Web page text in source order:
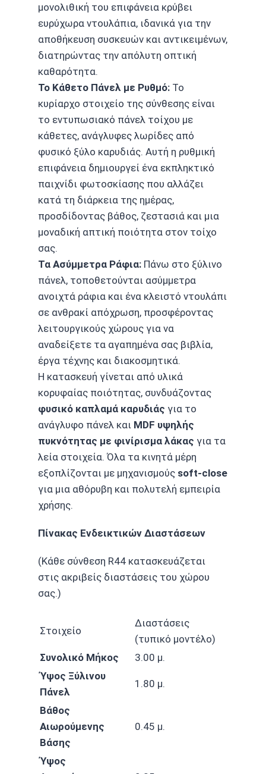
μονολιθική του επιφάνεια κρύβει
ευρύχωρα ντουλάπια, ιδανικά για την
αποθήκευση συσκευών και αντικειμένων,
διατηρώντας την απόλυτη οπτική
καθαρότητα.
Το Κάθετο Πάνελ με Ρυθμό: Το
κυρίαρχο στοιχείο της σύνθεσης είναι
το εντυπωσιακό πάνελ τοίχου με
κάθετες, ανάγλυφες λωρίδες από
φυσικό ξύλο καρυδιάς. Αυτή η ρυθμική
επιφάνεια δημιουργεί ένα εκπληκτικό
παιχνίδι φωτοσκίασης που αλλάζει
κατά τη διάρκεια της ημέρας,
προσδίδοντας βάθος, ζεστασιά και μια
μοναδική απτική ποιότητα στον τοίχο
σας.
Τα Ασύμμετρα Ράφια: Πάνω στο ξύλινο
πάνελ, τοποθετούνται ασύμμετρα
ανοιχτά ράφια και ένα κλειστό ντουλάπι
σε ανθρακί απόχρωση, προσφέροντας
λειτουργικούς χώρους για να
αναδείξετε τα αγαπημένα σας βιβλία,
έργα τέχνης και διακοσμητικά.
Η κατασκευή γίνεται από υλικά
κορυφαίας ποιότητας, συνδυάζοντας
φυσικό καπλαμά καρυδιάς για το
ανάγλυφο πάνελ και MDF υψηλής
πυκνότητας με φινίρισμα λάκας για τα
λεία στοιχεία. Όλα τα κινητά μέρη
εξοπλίζονται με μηχανισμούς soft-close
για μια αθόρυβη και πολυτελή εμπειρία
χρήσης.
Πίνακας Ενδεικτικών Διαστάσεων
(Κάθε σύνθεση R44 κατασκευάζεται
στις ακριβείς διαστάσεις του χώρου
σας.)
Στοιχείο
Διαστάσεις
(τυπικό μοντέλο)
Συνολικό Μήκος
3.00 μ.
Ύψος Ξύλινου
Πάνελ
1.80 μ.
Βάθος
Αιωρούμενης
Βάσης
0.45 μ.
Ύψος